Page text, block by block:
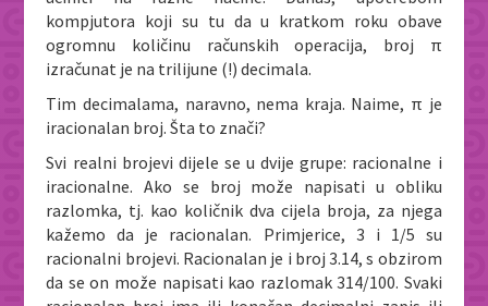
kompjutora koji su tu da u kratkom roku obave
ogromnu količinu računskih operacija, broj π
izračunat je na trilijune (!) decimala.
Tim decimalama, naravno, nema kraja. Naime, π je
iracionalan broj. Šta to znači?
Svi realni brojevi dijele se u dvije grupe: racionalne i
iracionalne. Ako se broj može napisati u obliku
razlomka, tj. kao količnik dva cijela broja, za njega
kažemo da je racionalan. Primjerice, 3 i 1/5 su
racionalni brojevi. Racionalan je i broj 3.14, s obzirom
da se on može napisati kao razlomak 314/100. Svaki